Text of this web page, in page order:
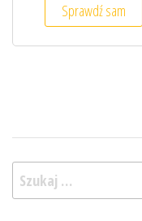
Sprawdź sam
Szukaj: